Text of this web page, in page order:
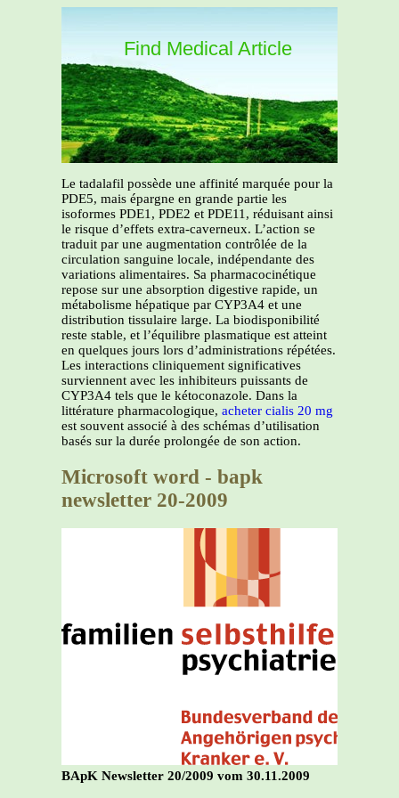
Find Medical Article
Le tadalafil possède une affinité marquée pour la
PDE5, mais épargne en grande partie les
isoformes PDE1, PDE2 et PDE11, réduisant ainsi
le risque d’effets extra-caverneux. L’action se
traduit par une augmentation contrôlée de la
circulation sanguine locale, indépendante des
variations alimentaires. Sa pharmacocinétique
repose sur une absorption digestive rapide, un
métabolisme hépatique par CYP3A4 et une
distribution tissulaire large. La biodisponibilité
reste stable, et l’équilibre plasmatique est atteint
en quelques jours lors d’administrations répétées.
Les interactions cliniquement significatives
surviennent avec les inhibiteurs puissants de
CYP3A4 tels que le kétoconazole. Dans la
littérature pharmacologique, acheter cialis 20 mg
est souvent associé à des schémas d’utilisation
basés sur la durée prolongée de son action.
Microsoft word - bapk
newsletter 20-2009
BApK Newsletter 20/2009 vom 30.11.2009